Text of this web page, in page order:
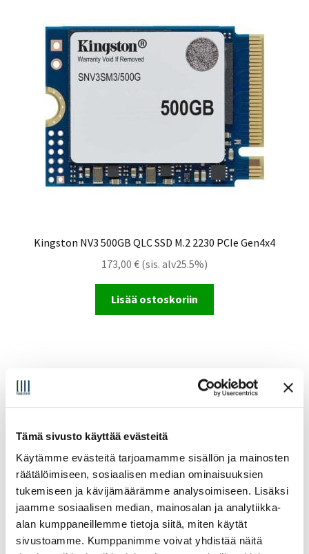
Tämä sivusto käyttää evästeitä
Käytämme evästeitä tarjoamamme sisällön ja mainosten
räätälöimiseen, sosiaalisen median ominaisuuksien
tukemiseen ja kävijämäärämme analysoimiseen. Lisäksi
jaamme sosiaalisen median, mainosalan ja analytiikka-
alan kumppaneillemme tietoja siitä, miten käytät
sivustoamme. Kumppanimme voivat yhdistää näitä
Kingston NV3 500GB QLC SSD M.2 2230 PCIe Gen4x4
173,00 € (sis. alv25.5%)
Lisää ostoskoriin